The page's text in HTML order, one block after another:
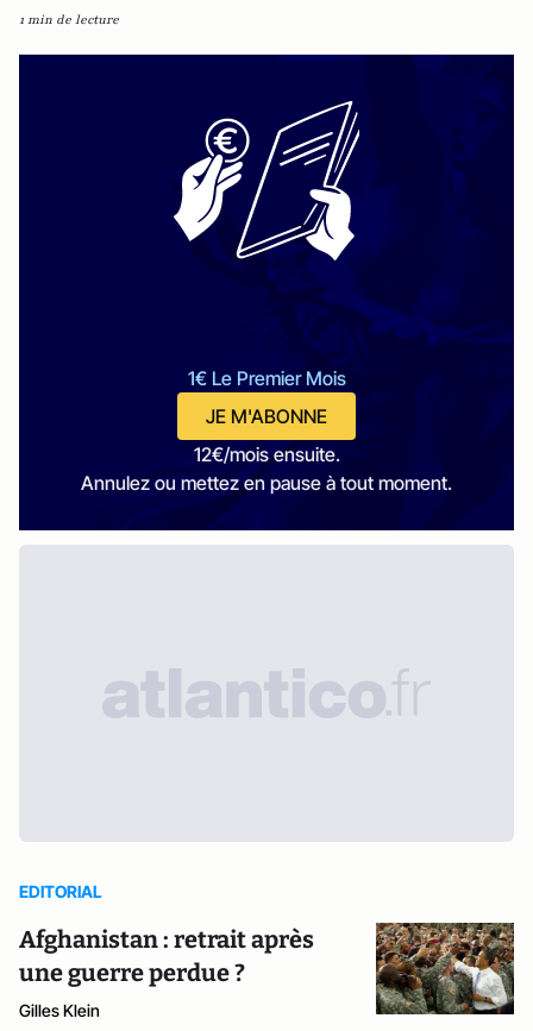
1 min de lecture
1€ Le Premier Mois
JE M'ABONNE
12€/mois ensuite.
Annulez ou mettez en pause à tout moment.
EDITORIAL
Afghanistan : retrait après
une guerre perdue ?
Gilles Klein